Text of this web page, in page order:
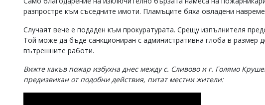
читателите
отговорност
откриете
обиден
разпростре към съседните имоти. Пламъците бяха овладени
Случаят вече е подаден към прокуратурата. Срещу изпълнителя
Той може да бъде санкциониран с административна глоба в размер
вътрешните работи.
Вижте какъв пожар избухна днес между с. Сливово и г. Голямо
предизвикан от подобни действия, питат местни жители: